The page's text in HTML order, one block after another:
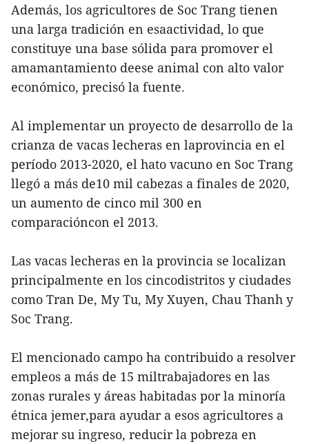
Además, los agricultores de Soc Trang tienen
una larga tradición en esaactividad, lo que
constituye una base sólida para promover el
amamantamiento deese animal con alto valor
económico, precisó la fuente.
Al implementar un proyecto de desarrollo de la
crianza de vacas lecheras en laprovincia en el
período 2013-2020, el hato vacuno en Soc Trang
llegó a más de10 mil cabezas a finales de 2020,
un aumento de cinco mil 300 en
comparacióncon el 2013.
Las vacas lecheras en la provincia se localizan
principalmente en los cincodistritos y ciudades
como Tran De, My Tu, My Xuyen, Chau Thanh y
Soc Trang.
El mencionado campo ha contribuido a resolver
empleos a más de 15 miltrabajadores en las
zonas rurales y áreas habitadas por la minoría
étnica jemer,para ayudar a esos agricultores a
mejorar su ingreso, reducir la pobreza en